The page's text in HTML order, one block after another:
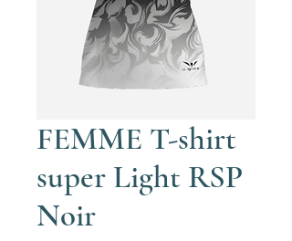
FEMME T-shirt
super Light RSP
Noir